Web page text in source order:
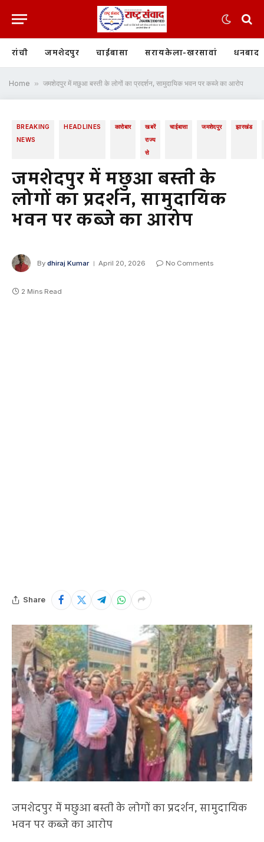
रांची जमशेदपुर चाईबासा सरायकेला-खरसावां धनबाद
Home » जमशेदपुर में मछुआ बस्ती के लोगों का प्रदर्शन, सामुदायिक भवन पर कब्जे का आरोप
BREAKING
NEWS
HEADLINES कारोबार
खबरें
राज्य
से
चाईबासा जमशेदपुर झारखंड
जमशेदपुर में मछुआ बस्ती के
लोगों का प्रदर्शन, सामुदायिक
भवन पर कब्जे का आरोप
By dhiraj Kumar April 20, 2026 No Comments
2 Mins Read
Share
जमशेदपुर में मछुआ बस्ती के लोगों का प्रदर्शन, सामुदायिक
भवन पर कब्जे का आरोप